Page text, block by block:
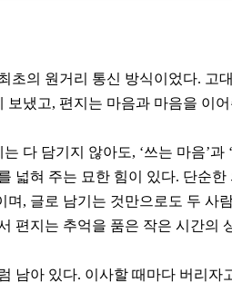
초의 원거리 통신 방식이었다. 고
냈고, 편지는 마음과 마음을 이
다 담기지 않아도, ‘쓰는 마음’과
넓혀 주는 묘한 힘이 있다. 단순
, 글로 남기는 것만으로도 두 사
편지는 추억을 품은 작은 시간의
남아 있다. 이사할 때마다 버리자